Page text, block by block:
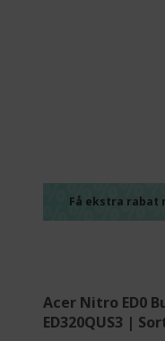
Få ekstra rabat
Acer Nitro ED0
ED320QUS3 |